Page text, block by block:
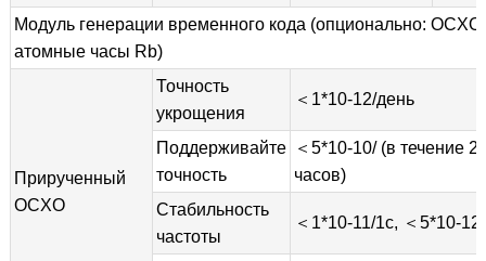
Модуль генерации временного кода (опционально: OCXO
атомные часы Rb)
Прирученный
OCXO
Точность
укрощения
＜1*10-12/день
Поддерживайте
точность
＜5*10-10/ (в течение
часов)
Стабильность
частоты
＜1*10-11/1с, ＜5*10-